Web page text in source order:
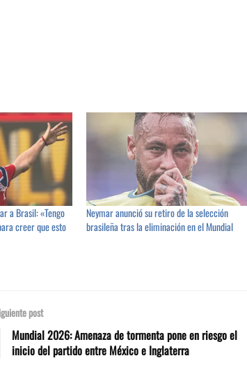
a Brasil: «Tengo
creer que esto
Neymar anunció su retiro de la selección
brasileña tras la eliminación en el Mundial
post
Mundial 2026: Amenaza de tormenta pone en riesgo el
inicio del partido entre México e Inglaterra